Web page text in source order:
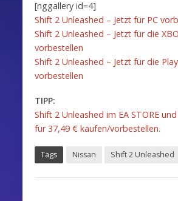
[nggallery id=4]
Shift 2 Unleashed – Jetzt für PC
Shift 2 Unleashed – Jetzt für die
vorbestellen
Shift 2 Unleashed – Jetzt für die
vorbestellen
TIPP:
Shift 2 Unleashed im EA STORE
für 37,49 € kaufen/vorbestellen.
Tags Nissan Shift 2 Unleashed